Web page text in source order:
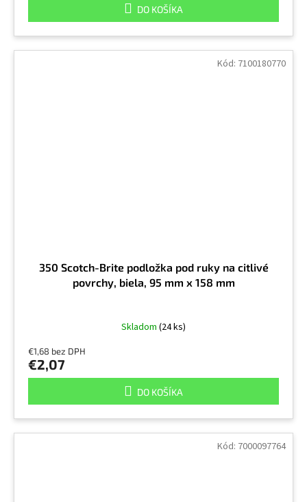
DO KOŠÍKA
350 Scotch-Brite podložka pod ruky na citlivé
povrchy, biela, 95 mm x 158 mm
Skladom (24 ks)
€1,68 bez DPH
€2,07
DO KOŠÍKA
Kód: 7100180770
Kód: 7000097764